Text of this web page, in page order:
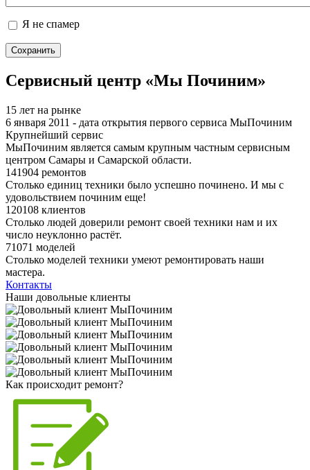
Я не спамер
Я спамер
Сервисный центр «Мы Починим»
15 лет на рынке
6 января 2011 - дата открытия первого сервиса МыПочиним
Крупнейший сервис
МыПочиним является самым крупным частным сервисным
центром Самары и Самарской области.
141904 ремонтов
Столько единиц техники было успешно починено. И мы с
удовольствием починим еще!
120108 клиентов
Столько людей доверили ремонт своей техники нам и их
число неуклонно растёт.
71071 моделей
Столько моделей техники умеют ремонтировать наши
мастера.
Контакты
Наши довольные клиенты
Как происходит ремонт?